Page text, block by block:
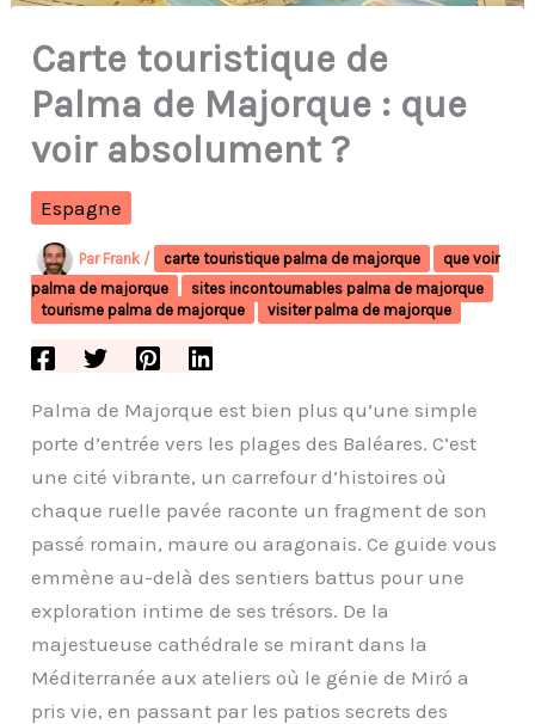
Carte touristique de
Palma de Majorque : que
voir absolument ?
Espagne
Par Frank / carte touristique palma de majorque
que voir
palma de majorque
sites incontournables palma de majorque
tourisme palma de majorque
visiter palma de majorque
Palma de Majorque est bien plus qu’une simple
porte d’entrée vers les plages des Baléares. C’est
une cité vibrante, un carrefour d’histoires où
chaque ruelle pavée raconte un fragment de son
passé romain, maure ou aragonais. Ce guide vous
emmène au-delà des sentiers battus pour une
exploration intime de ses trésors. De la
majestueuse cathédrale se mirant dans la
Méditerranée aux ateliers où le génie de Miró a
pris vie, en passant par les patios secrets des